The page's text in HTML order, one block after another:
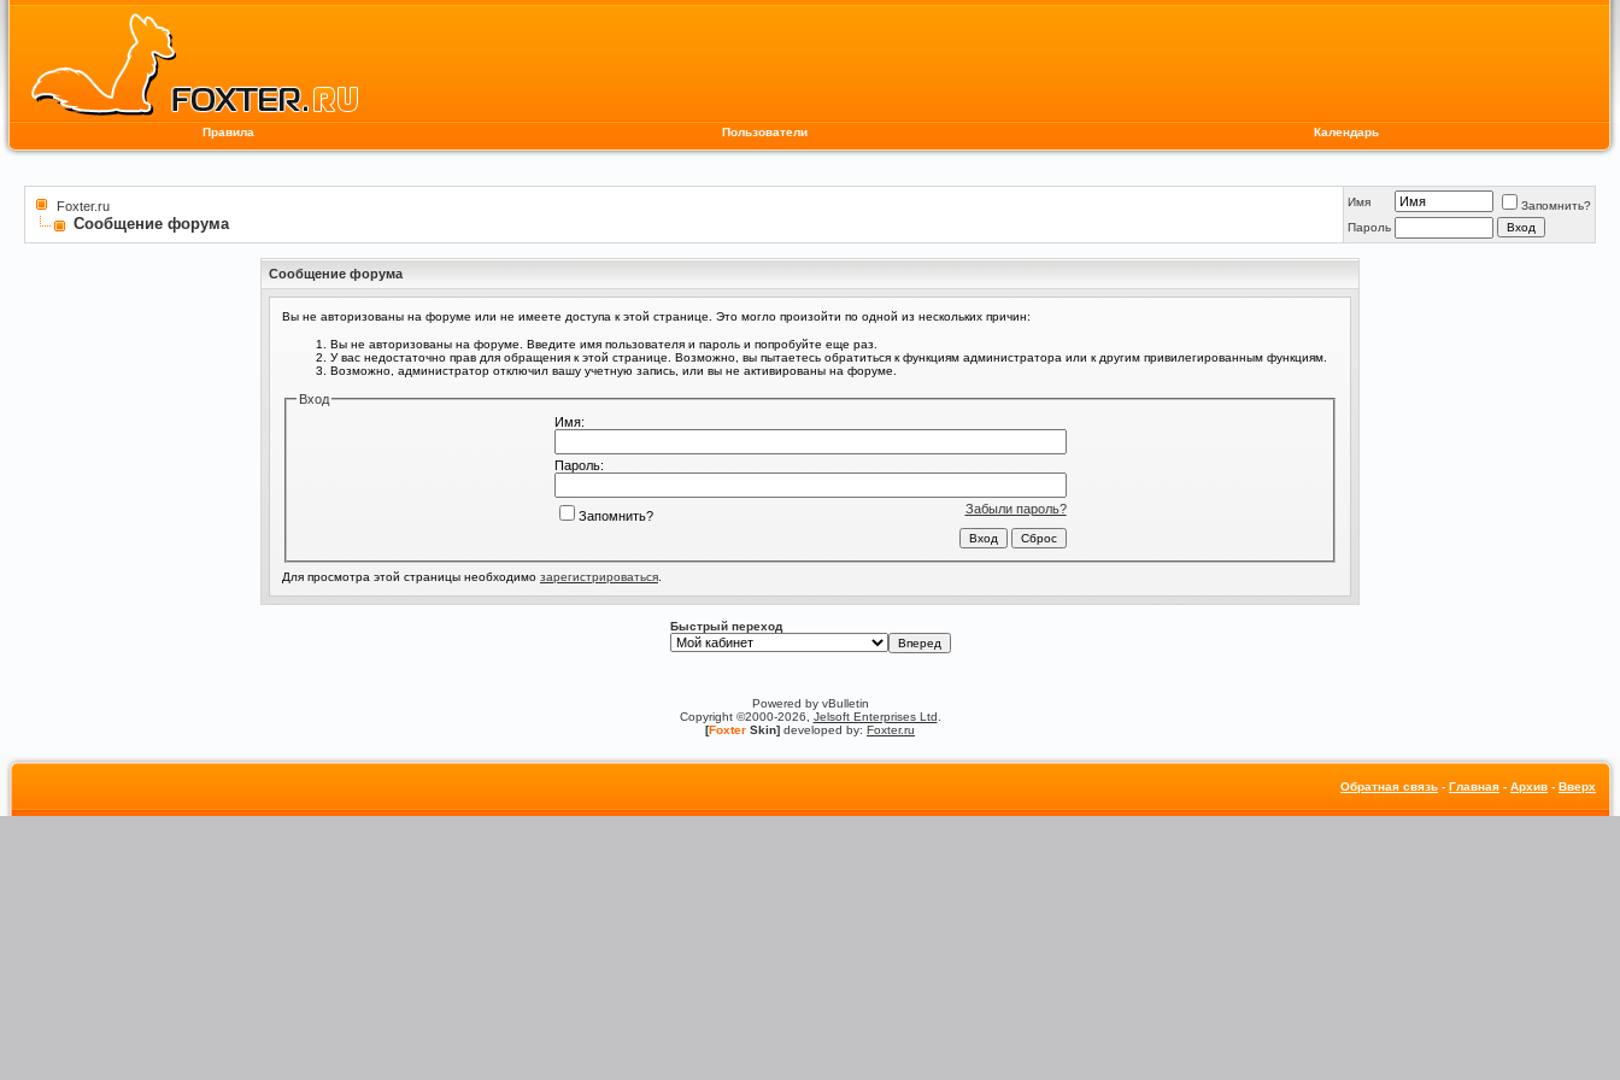
Правила Пользователи Календарь
Foxter.ru
Сообщение форума
Имя
Запомнить?
Пароль
Сообщение форума
Вы не авторизованы на форуме или не имеете доступа к этой странице. Это могло произойти по одной из нескольких причин:
Вы не авторизованы на форуме. Введите имя пользователя и пароль и попробуйте еще раз.
У вас недостаточно прав для обращения к этой странице. Возможно, вы пытаетесь обратиться к функциям администратора или к другим привилегированным функциям.
Возможно, администратор отключил вашу учетную запись, или вы не активированы на форуме.
Вход
Имя:
Пароль:
Забыли пароль?
Запомнить?
Для просмотра этой страницы необходимо зарегистрироваться
Быстрый переход
Powered by vBulletin
Copyright ©2000-2026, Jelsoft Enterprises Ltd
[Foxter Skin] developed by: Foxter.ru
Обратная связь - Главная - Архив - Вверх